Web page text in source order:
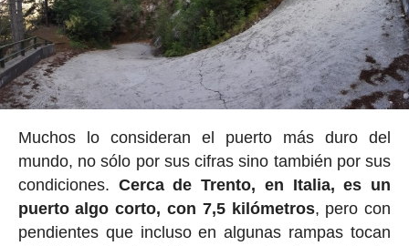
Muchos lo consideran el puerto más duro del
mundo, no sólo por sus cifras sino también por sus
condiciones. Cerca de Trento, en Italia, es un
puerto algo corto, con 7,5 kilómetros, pero con
pendientes que incluso en algunas rampas tocan